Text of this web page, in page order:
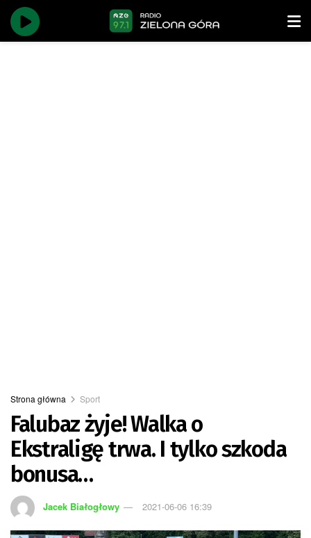
Strona główna Sport
Falubaz żyje! Walka o
Ekstraligę trwa. I tylko szkoda
bonusa…
Jacek Białogłowy 2021-06-06 16:39